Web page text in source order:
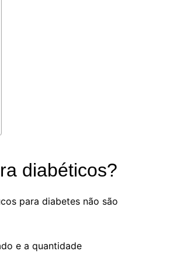
diabéticos?
para diabetes não são
e a quantidade